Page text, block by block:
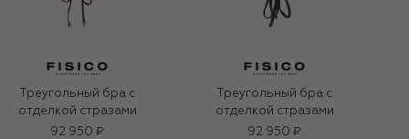
Треугольный бра с
отделкой стразами
92 950 ₽
Треугольный бра с
отделкой стразами
92 950 ₽